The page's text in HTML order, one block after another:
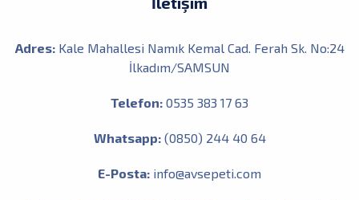
prestige
Adres:Kale Mahallesi Namık Kemal Cad. Ferah Sk. No:24
İlkadım/SAMSUN
Telefon: 0535 383 17 63
Whatsapp:(0850) 244 40 64
E-Posta: info@avsepeti.com